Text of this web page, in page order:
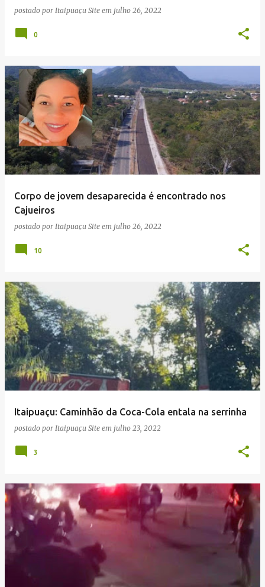
postado por Itaipuaçu Site em julho 26, 2022
0
Corpo de jovem desaparecida é encontrado nos
Cajueiros
postado por Itaipuaçu Site em julho 26, 2022
10
Itaipuaçu: Caminhão da Coca-Cola entala na serrinha
postado por Itaipuaçu Site em julho 23, 2022
3